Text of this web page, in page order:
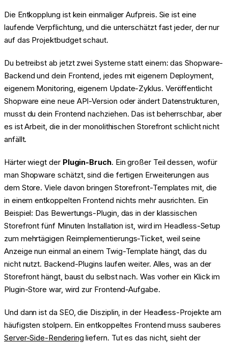
Die Entkopplung ist kein einmaliger Aufpreis. Sie ist eine
laufende Verpflichtung, und die unterschätzt fast jeder, der nur
auf das Projektbudget schaut.
Du betreibst ab jetzt zwei Systeme statt einem: das Shopware-
Backend und dein Frontend, jedes mit eigenem Deployment,
eigenem Monitoring, eigenem Update-Zyklus. Veröffentlicht
Shopware eine neue API-Version oder ändert Datenstrukturen,
musst du dein Frontend nachziehen. Das ist beherrschbar, aber
es ist Arbeit, die in der monolithischen Storefront schlicht nicht
anfällt.
Härter wiegt der Plugin-Bruch. Ein großer Teil dessen, wofür
man Shopware schätzt, sind die fertigen Erweiterungen aus
dem Store. Viele davon bringen Storefront-Templates mit, die
in einem entkoppelten Frontend nichts mehr ausrichten. Ein
Beispiel: Das Bewertungs-Plugin, das in der klassischen
Storefront fünf Minuten Installation ist, wird im Headless-Setup
zum mehrtägigen Reimplementierungs-Ticket, weil seine
Anzeige nun einmal an einem Twig-Template hängt, das du
nicht nutzt. Backend-Plugins laufen weiter. Alles, was an der
Storefront hängt, baust du selbst nach. Was vorher ein Klick im
Plugin-Store war, wird zur Frontend-Aufgabe.
Und dann ist da SEO, die Disziplin, in der Headless-Projekte am
häufigsten stolpern. Ein entkoppeltes Frontend muss sauberes
Server-Side-Rendering liefern. Tut es das nicht, sieht der